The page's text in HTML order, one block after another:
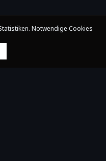
Notwendige Cookies